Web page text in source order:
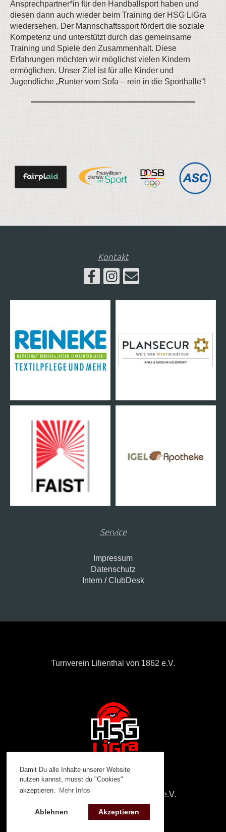
Damit Du alle Inhalte unserer Website
nutzen kannst, musst du "Cookies"
akzeptieren.
Mehr Infos
Ablehnen Akzeptieren
Ansprechpartner*in für den Handballsport haben und
diesen dann auch wieder beim Training der HSG LiGra
wiedersehen. Der Mannschaftssport fördert die soziale
Kompetenz und unterstützt durch das gemeinsame
Training und Spiele den Zusammenhalt. Diese
Erfahrungen möchten wir möglichst vielen Kindern
ermöglichen. Unser Ziel ist für alle Kinder und
Jugendliche „Runter vom Sofa – rein in die Sporthalle“!
Kontakt
Service
Impressum
Datenschutz
Intern /ClubDesk
Turnverein Lilienthal von 1862 e.V.
Handballverein Grasberg 2010 e.V.